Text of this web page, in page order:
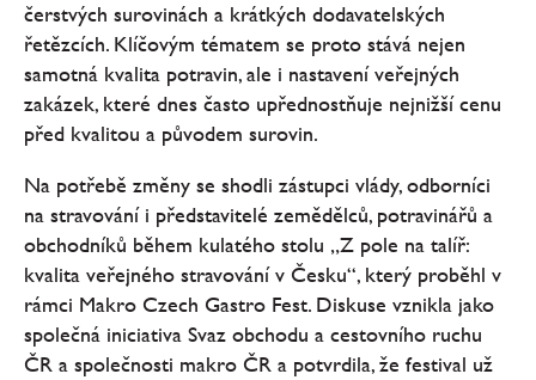
čerstvých surovinách a krátkých dodavatelských
řetězcích. Klíčovým tématem se proto stává nejen
samotná kvalita potravin, ale i nastavení veřejných
zakázek, které dnes často upřednostňuje nejnižší cenu
před kvalitou a původem surovin.
Na potřebě změny se shodli zástupci vlády, odborníci
na stravování i představitelé zemědělců, potravinářů a
obchodníků během kulatého stolu „Z pole na talíř:
kvalita veřejného stravování v Česku“, který proběhl v
rámci Makro Czech Gastro Fest. Diskuse vznikla jako
společná iniciativa Svaz obchodu a cestovního ruchu
ČR a společnosti makro ČR a potvrdila, že festival už